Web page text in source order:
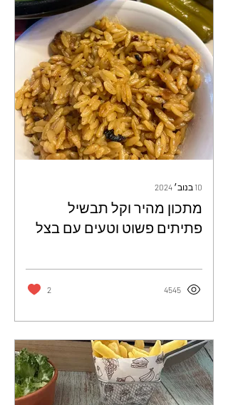
10 בנוב׳ 2024
מתכון מהיר וקל תבשיל
פתיתים פשוט וטעים עם בצל
4545
2